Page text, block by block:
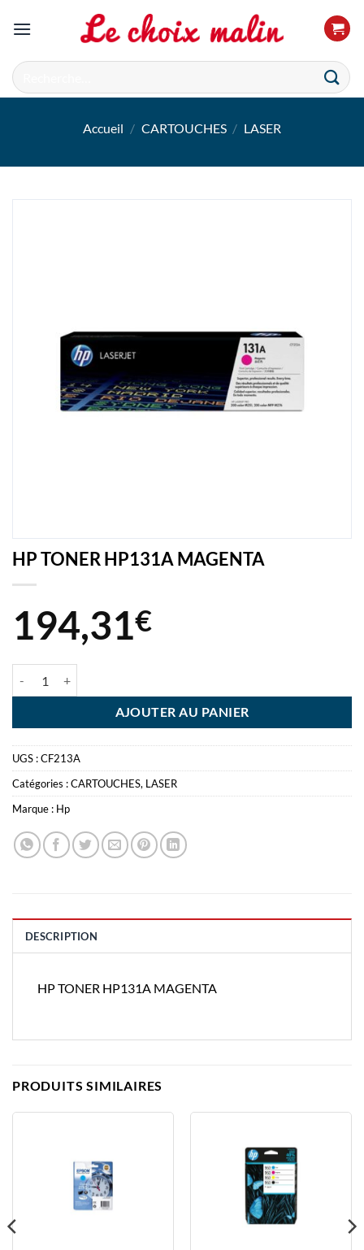
Recherche
pour :
Accueil / CARTOUCHES / LASER
HP TONER HP131A MAGENTA
194,31€
AJOUTER AU PANIER
UGS :CF213A
Catégories :CARTOUCHES, LASER
Marque : Hp
DESCRIPTION
HP TONER HP131A MAGENTA
PRODUITS SIMILAIRES